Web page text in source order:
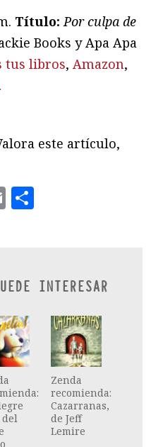
Título: Por culpa de
Books y Apa Apa
tus libros, Amazon,
.
este artículo,
Email
INTERESAR
del
Zenda
recomienda:
Cazarranas,
de Jeff
Lemire